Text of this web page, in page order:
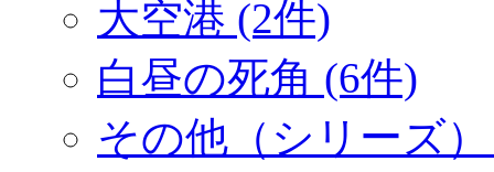
大空港 (2件)
白昼の死角 (6件)
その他（シリーズ